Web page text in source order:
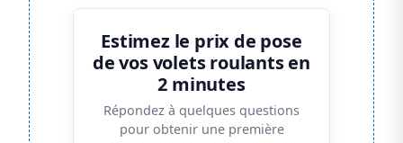
Estimez le prix de pose
de vos volets roulants en
2 minutes
Répondez à quelques questions
pour obtenir une première